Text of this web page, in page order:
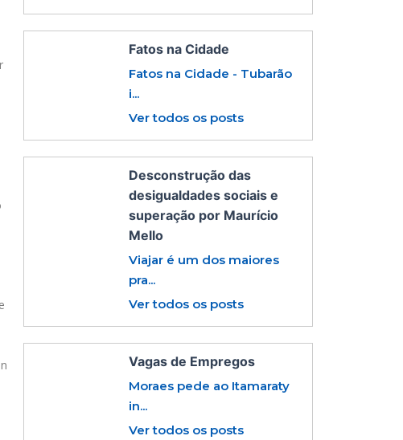
Fatos na Cidade
Fatos na Cidade - Tubarão
i...
Ver todos os posts
Desconstrução das
desigualdades sociais e
superação por Maurício
Mello
Viajar é um dos maiores
pra...
Ver todos os posts
Vagas de Empregos
Moraes pede ao Itamaraty
in...
Ver todos os posts